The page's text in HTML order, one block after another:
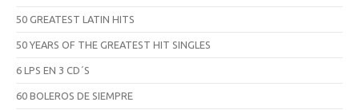
50 GREATEST LATIN HITS
50 YEARS OF THE GREATEST HIT SINGLES
6 LPS EN 3 CD´S
60 BOLEROS DE SIEMPRE